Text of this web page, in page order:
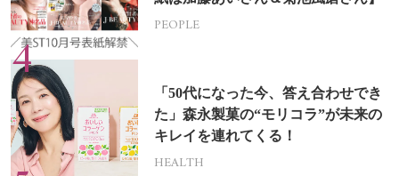
PEOPLE
「50代になった今、答え合わせでき
た」森永製菓の“モリコラ”が未来の
キレイを連れてくる！
HEALTH